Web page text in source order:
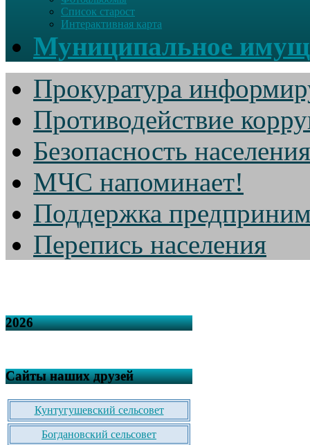
Список старост
Интерактивная карта
Муниципальное
Прокуратура
Противодействие
Безопасность населения
МЧС напоминает!
Поддержка
Перепись населения
2026
Сайты наших друзей
Кунтугушевский сельсовет
Богдановский сельсовет